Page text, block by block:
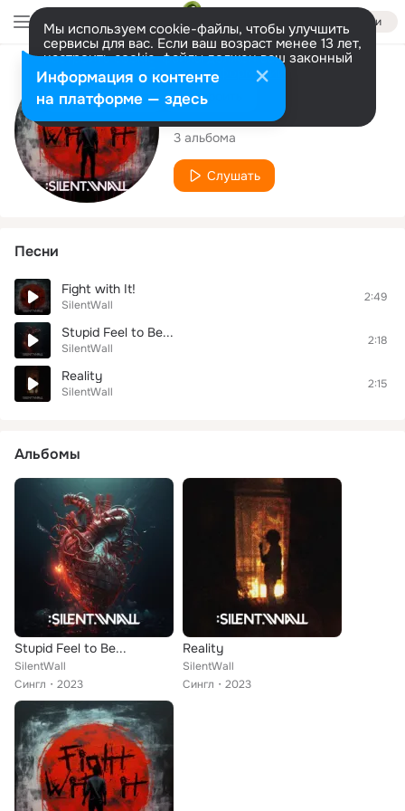
Войти
Мы используем cookie-файлы, чтобы улучшить
сервисы для вас. Если ваш возраст менее 13 лет,
настроить cookie-файлы должен ваш законный
представитель. Больше информации
Разрешить все Настроить
Исполнитель
SilentWall
3 альбома
Слушать
Песни
Fight with It!
SilentWall
2:49
Stupid Feel to Be...
SilentWall
2:18
Reality
SilentWall
2:15
Альбомы
Stupid Feel to Be...
SilentWall
Сингл
2023
Reality
SilentWall
Сингл
2023
Информация о контенте
на платформе — здесь